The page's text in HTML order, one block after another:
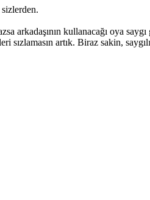
arkadaşının kullanacağı oya
artık. Biraz sakin,